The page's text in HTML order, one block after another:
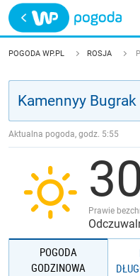
Trwa ładowanie
POLSKA
JAKOŚĆ POWIETRZA
POGODA WP.PL ROSJA
Aktualna pogoda, godz. 5:55
Prawie
POGODA
GODZINOWA